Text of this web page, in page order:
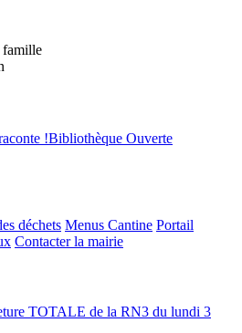
famille
!Bibliothèque Ouverte
déchets Menus Cantine Portail
Contacter la mairie
TOTALE de la RN3 du lundi 3